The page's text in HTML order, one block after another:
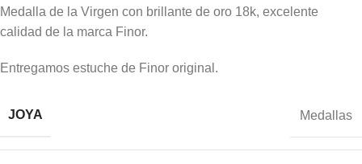
Medalla de la Virgen con brillante de oro 18k, excelente
calidad de la marca Finor.
Entregamos estuche de Finor original.
JOYA Medallas